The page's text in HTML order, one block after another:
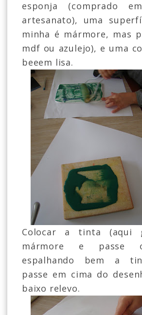
esponja (comprado
artesanato), uma
minha é mármore, mas
mdf ou azulejo), e uma
beeem lisa.
Colocar a tinta (aqui
mármore e passe
espalhando bem a
passe em cima do
baixo relevo.